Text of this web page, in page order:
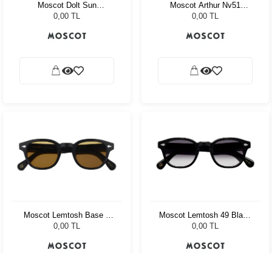
Moscot Dolt Sun
Flesh/Tortoise Cr-39 Pl
0,00 TL
Moscot Arthur Nv51
Tortoise Celebrity Blue
0,00 TL
Moscot Lemtosh Base 2
Sun 49 Black Amber
0,00 TL
Moscot Lemtosh 49 Black
American Grey Fade
0,00 TL